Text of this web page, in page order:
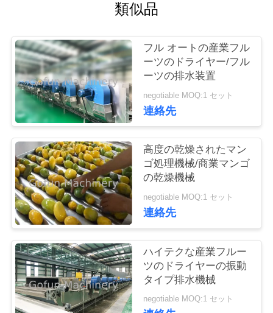
工
場
旅
行
品
質
管
理
私
類似品
フル オートの産業フル
ーツのドライヤー/フル
ーツの排水装置
negotiable MOQ:1 セット
連絡先
高度の乾燥されたマン
ゴ処理機械/商業マンゴ
の乾燥機械
negotiable MOQ:1 セット
連絡先
ハイテクな産業フルー
ツのドライヤーの振動
タイプ排水機械
negotiable MOQ:1 セット